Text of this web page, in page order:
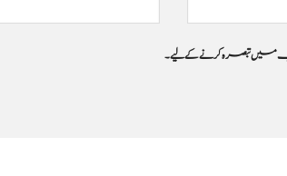
جب میں تبصرہ کرنے کےلیے۔